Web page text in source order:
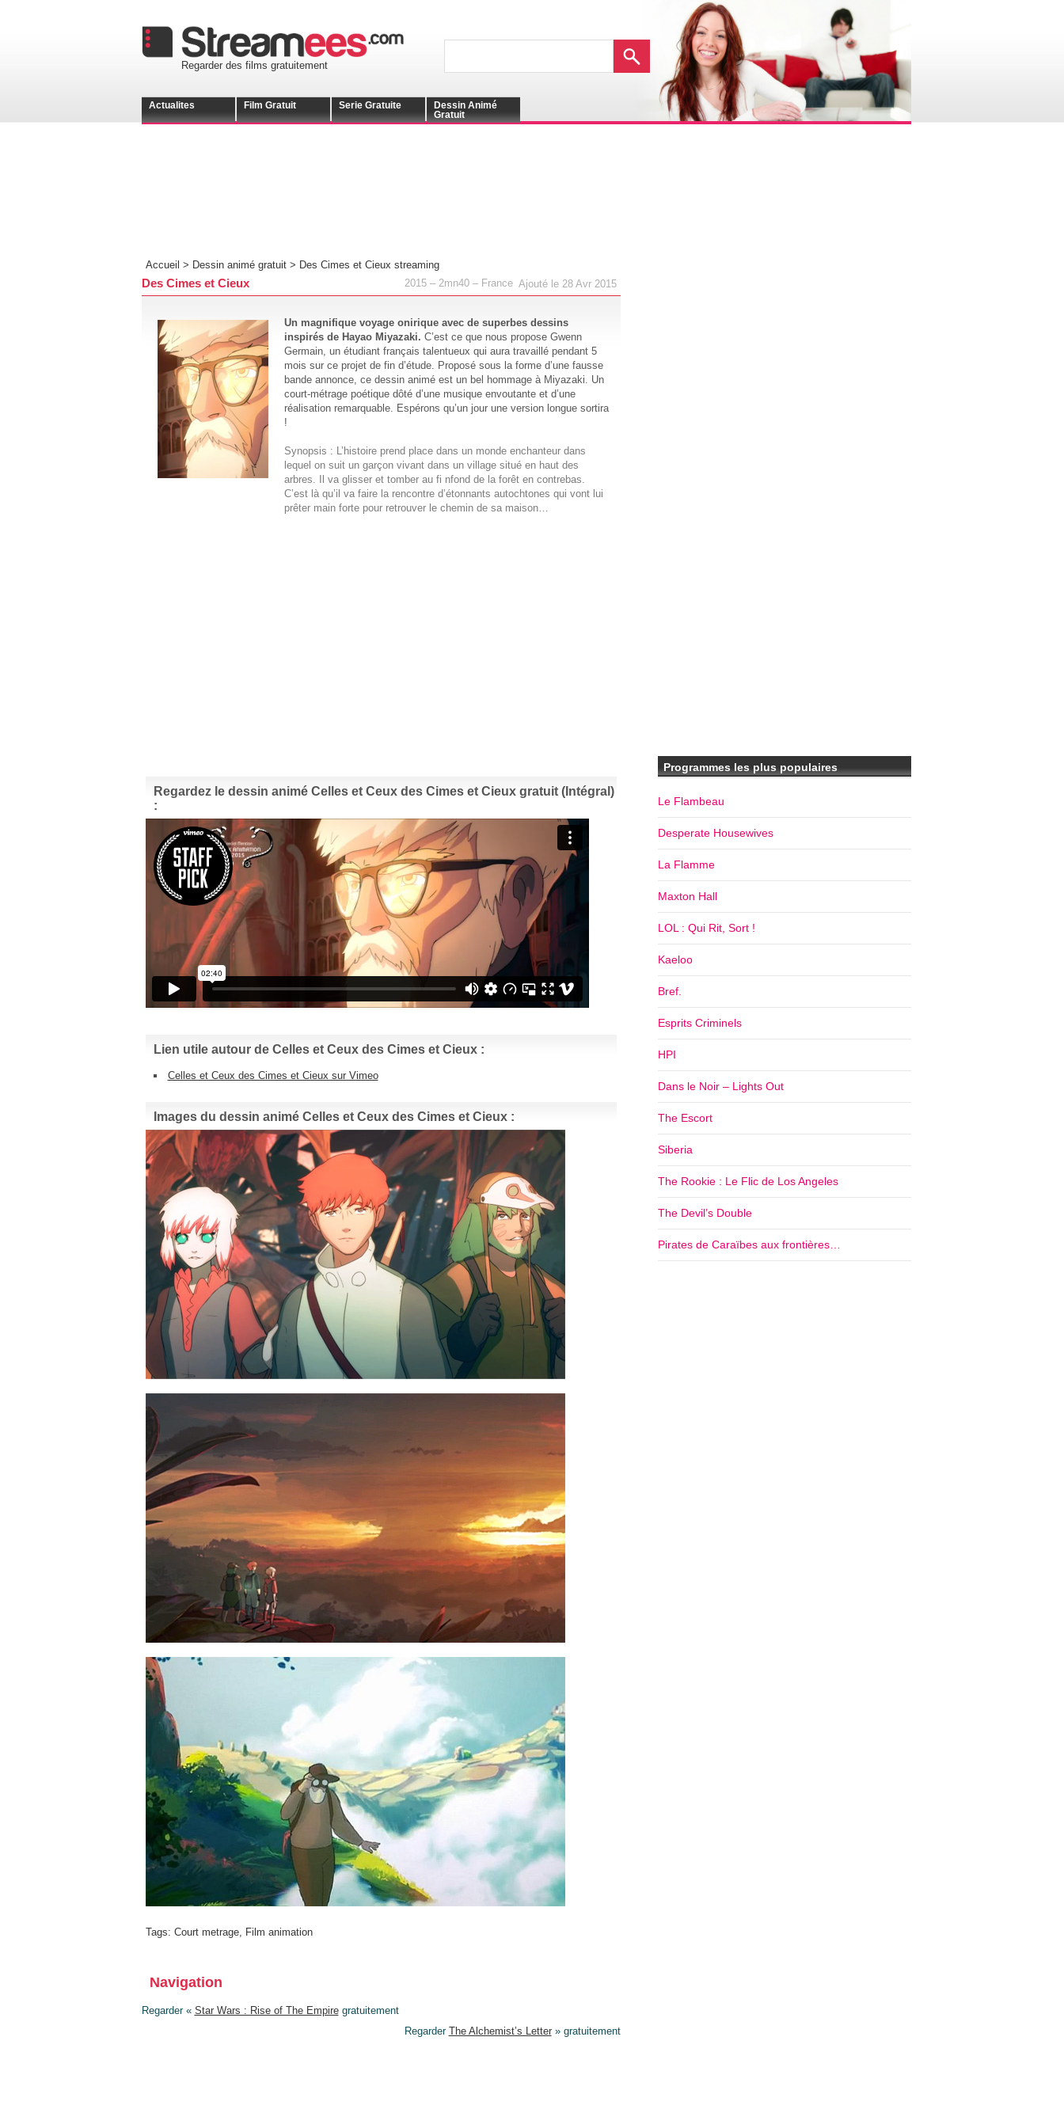
Regarder des films gratuitement
Actualites Film Gratuit Serie Gratuite
Dessin Animé
Gratuit
Accueil > Dessin animé gratuit> Des Cimes et Cieux streaming
Des Cimes et Cieux Ajouté le 28 Avr 2015
2015 – 2mn40 – France
Un magnifique voyage onirique avec de superbes dessins
inspirés de Hayao Miyazaki. C’est ce que nous propose Gwenn
Germain, un étudiant français talentueux qui aura travaillé pendant 5
mois sur ce projet de fin d’étude. Proposé sous la forme d’une fausse
bande annonce, ce dessin animé est un bel hommage à Miyazaki. Un
court-métrage poétique dôté d’une musique envoutante et d’une
réalisation remarquable. Espérons qu’un jour une version longue sortira
!
Synopsis : L’histoire prend place dans un monde enchanteur dans
lequel on suit un garçon vivant dans un village situé en haut des
arbres. Il va glisser et tomber au fi nfond de la forêt en contrebas.
C’est là qu’il va faire la rencontre d’étonnants autochtones qui vont lui
prêter main forte pour retrouver le chemin de sa maison…
Regardez le dessin animé Celles et Ceux des Cimes et Cieux gratuit (Intégral)
:
Lien utile autour de Celles et Ceux des Cimes et Cieux :
Celles et Ceux des Cimes et Cieux sur Vimeo
Images du dessin animé Celles et Ceux des Cimes et Cieux :
Tags: Court metrage, Film animation
Navigation
Regarder « Star Wars : Rise of The Empiregratuitement
Regarder The Alchemist’s Letter» gratuitement
Programmes les plus populaires
Le Flambeau
Desperate Housewives
La Flamme
Maxton Hall
LOL : Qui Rit, Sort !
Kaeloo
Bref.
Esprits Criminels
HPI
Dans le Noir – Lights Out
The Escort
Siberia
The Rookie : Le Flic de Los Angeles
The Devil’s Double
Pirates de Caraïbes aux frontières…